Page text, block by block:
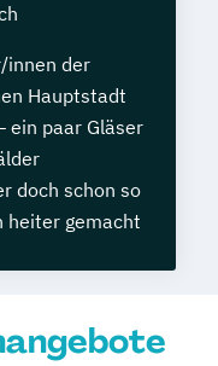
innen der
Hauptstadt
ein paar Gläser
doch schon so
heiter gemacht